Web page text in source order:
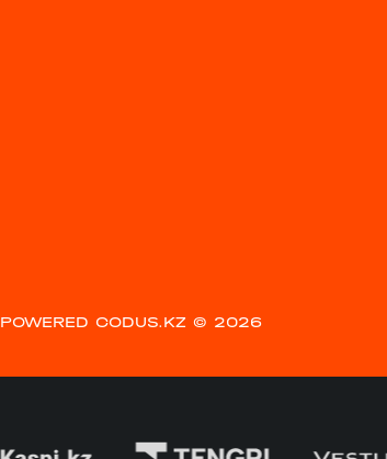
POWERED CODUS.KZ © 2026